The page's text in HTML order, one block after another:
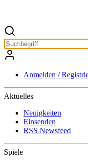
Anmelden /
Aktuelles
Neuigkeiten
Einsenden
RSS Newsfeed
Spiele